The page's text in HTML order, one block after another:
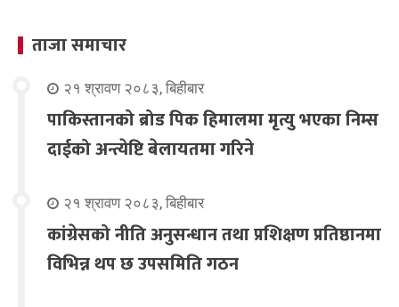
ताजा समाचार
२१ श्रावण २०८३, बिहीबार
पाकिस्तानको ब्रोड पिक हिमालमा मृत्यु भएका निम्स
दाईको अन्त्येष्टि बेलायतमा गरिने
२१ श्रावण २०८३, बिहीबार
कांग्रेसको नीति अनुसन्धान तथा प्रशिक्षण प्रतिष्ठानमा
विभिन्न थप छ उपसमिति गठन